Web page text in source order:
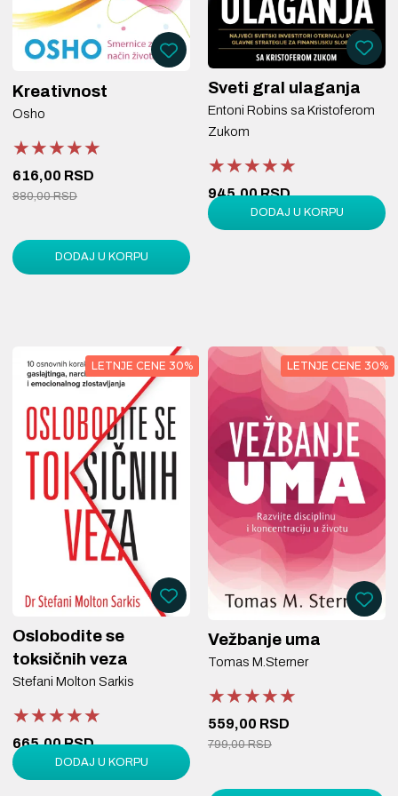
Kreativnost
Osho
★★★★★
★★★★★
★★★★★
616,00 RSD
880,00 RSD
DODAJ U KORPU
Sveti gral ulaganja
Entoni Robins sa Kristoferom
Zukom
★★★★★
★★★★★
★★★★★
945,00 RSD
1.350,00 RSDDODAJ U KORPU
LETNJE CENE 30%
Oslobodite se
toksičnih veza
Stefani Molton Sarkis
★★★★★
★★★★★
★★★★★
665,00 RSD
950,00 RSDDODAJ U KORPU
LETNJE CENE 30%
Vežbanje uma
Tomas M.Sterner
★★★★★
★★★★★
★★★★★
559,00 RSD
799,00 RSD